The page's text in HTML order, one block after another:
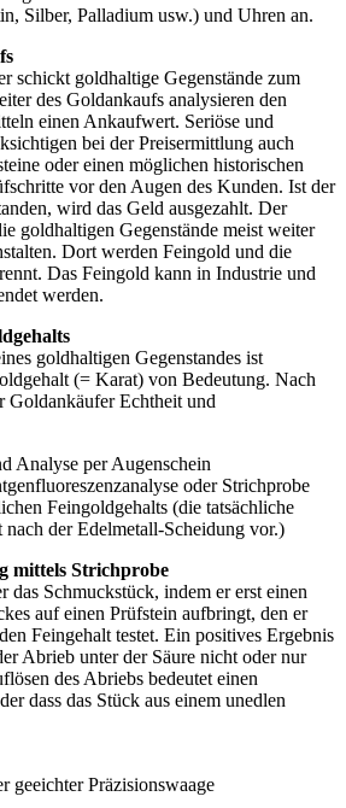
Silber, Palladium usw.) und Uhren an.
schickt goldhaltige Gegenstände zum
des Goldankaufs analysieren den
einen Ankaufwert. Seriöse und
bei der Preisermittlung auch
oder einen möglichen historischen
vor den Augen des Kunden. Ist der
wird das Geld ausgezahlt. Der
goldhaltigen Gegenstände meist weiter
Dort werden Feingold und die
Das Feingold kann in Industrie und
werden.
goldhaltigen Gegenstandes ist
(= Karat) von Bedeutung. Nach
Goldankäufer Echtheit und
Analyse per Augenschein
oder Strichprobe
Feingoldgehalts (die tatsächliche
nach der Edelmetall-Scheidung vor.)
mittels Strichprobe
Schmuckstück, indem er erst einen
auf einen Prüfstein aufbringt, den er
Feingehalt testet. Ein positives Ergebnis
Abrieb unter der Säure nicht oder nur
des Abriebs bedeutet einen
dass das Stück aus einem unedlen
geeichter Präzisionswaage